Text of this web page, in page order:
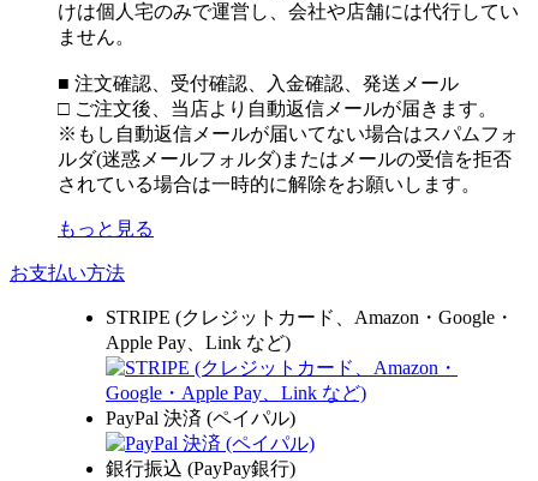
けは個人宅のみで運営し、会社や店舗には代行してい
ません。
■ 注文確認、受付確認、入金確認、発送メール
□ ご注文後、当店より自動返信メールが届きます。
※もし自動返信メールが届いてない場合はスパムフォ
ルダ(迷惑メールフォルダ)またはメールの受信を拒否
されている場合は一時的に解除をお願いします。
もっと見る
お支払い方法
STRIPE (クレジットカード、Amazon・Google・
Apple Pay、Link など)
PayPal 決済 (ペイパル)
銀行振込 (PayPay銀行)